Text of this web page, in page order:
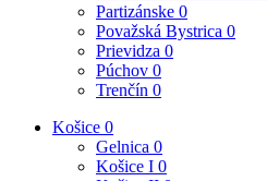
Partizánske 0
Považská Bystrica 0
Prievidza 0
Púchov 0
Trenčín 0
Košice 0
Gelnica 0
Košice I 0